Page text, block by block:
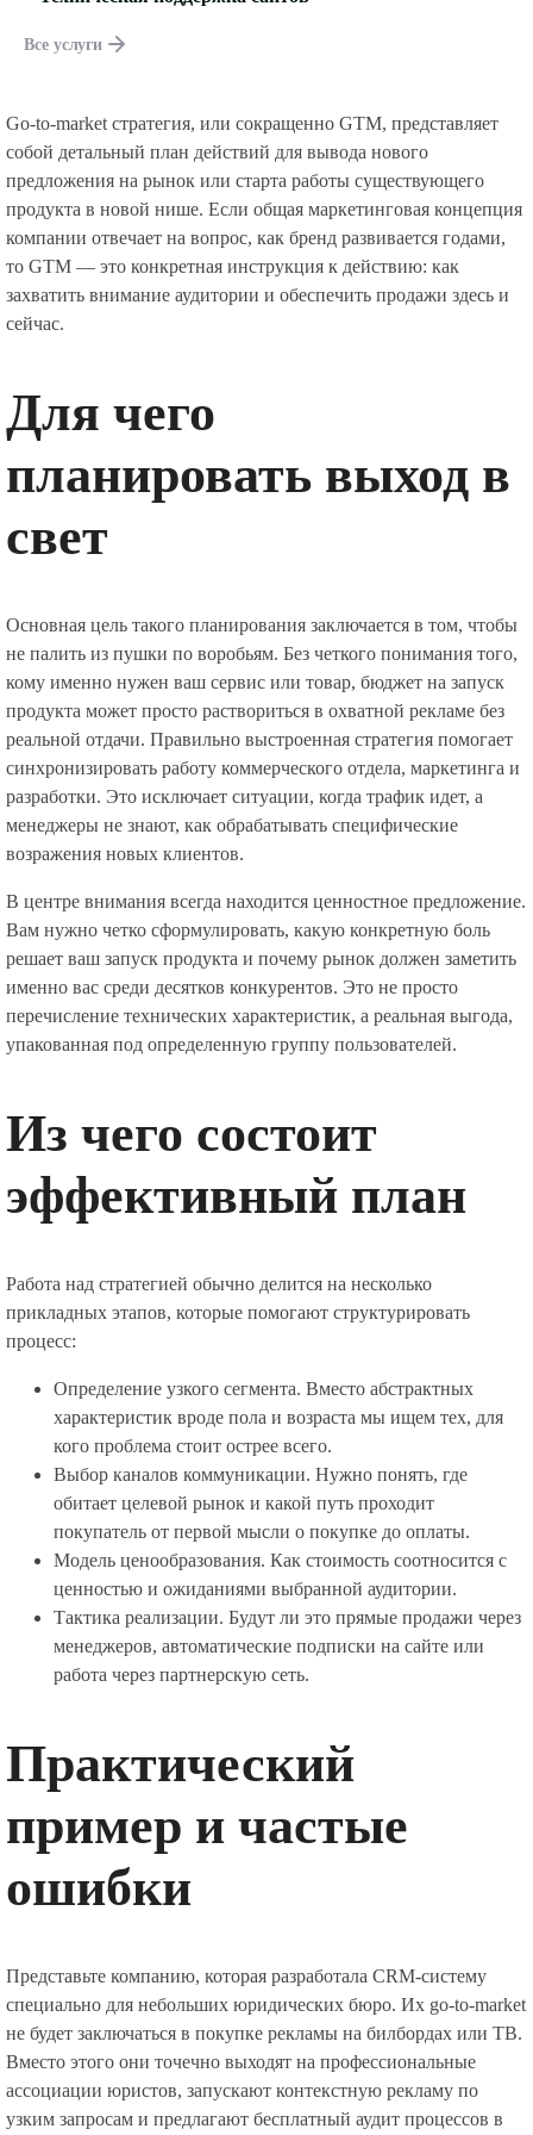
Все услуги
Go-to-market стратегия, или сокращенно GTM, представляет
собой детальный план действий для вывода нового
предложения на рынок или старта работы существующего
продукта в новой нише. Если общая маркетинговая концепция
компании отвечает на вопрос, как бренд развивается годами,
то GTM — это конкретная инструкция к действию: как
захватить внимание аудитории и обеспечить продажи здесь и
сейчас.
Для чего
планировать выход в
свет
Основная цель такого планирования заключается в том, чтобы
не палить из пушки по воробьям. Без четкого понимания того,
кому именно нужен ваш сервис или товар, бюджет на запуск
продукта может просто раствориться в охватной рекламе без
реальной отдачи. Правильно выстроенная стратегия помогает
синхронизировать работу коммерческого отдела, маркетинга и
разработки. Это исключает ситуации, когда трафик идет, а
менеджеры не знают, как обрабатывать специфические
возражения новых клиентов.
В центре внимания всегда находится ценностное предложение.
Вам нужно четко сформулировать, какую конкретную боль
решает ваш запуск продукта и почему рынок должен заметить
именно вас среди десятков конкурентов. Это не просто
перечисление технических характеристик, а реальная выгода,
упакованная под определенную группу пользователей.
Из чего состоит
эффективный план
Работа над стратегией обычно делится на несколько
прикладных этапов, которые помогают структурировать
процесс:
Определение узкого сегмента. Вместо абстрактных
характеристик вроде пола и возраста мы ищем тех, для
кого проблема стоит острее всего.
Выбор каналов коммуникации. Нужно понять, где
обитает целевой рынок и какой путь проходит
покупатель от первой мысли о покупке до оплаты.
Модель ценообразования. Как стоимость соотносится с
ценностью и ожиданиями выбранной аудитории.
Тактика реализации. Будут ли это прямые продажи через
менеджеров, автоматические подписки на сайте или
работа через партнерскую сеть.
Практический
пример и частые
ошибки
Представьте компанию, которая разработала CRM-систему
специально для небольших юридических бюро. Их go-to-market
не будет заключаться в покупке рекламы на билбордах или ТВ.
Вместо этого они точечно выходят на профессиональные
ассоциации юристов, запускают контекстную рекламу по
узким запросам и предлагают бесплатный аудит процессов в